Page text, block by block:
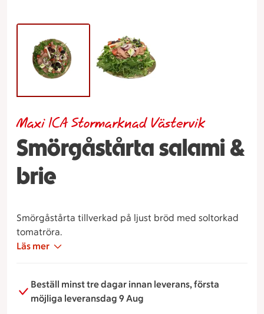
Smörgåstårta salami &
brie
Maxi ICA Stormarknad Västervik
Smörgåstårta tillverkad på ljust bröd med soltorkad
tomatröra.
På bilden visar vi ett serveringsförslag. Produkten kan
skilja sig något i verkligheten.
Läs mer
Beställ minst tre dagar innan leverans, första
möjliga leveransdag 9 Aug